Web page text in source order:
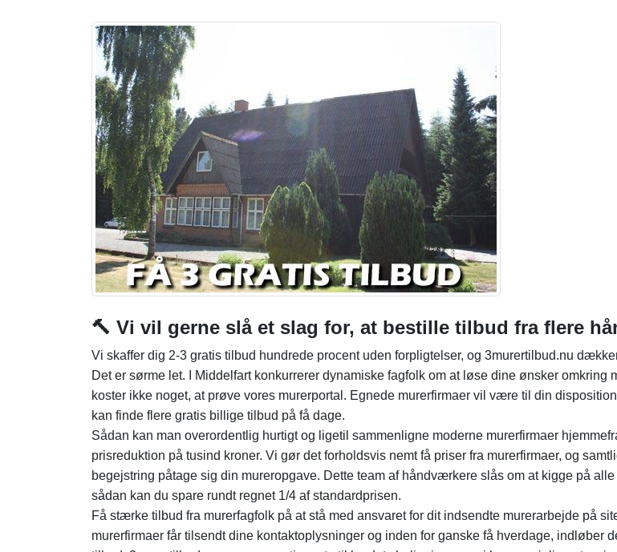
🔨 Vi vil gerne slå et slag for, at bestille tilbud fra flere
Vi skaffer dig 2-3 gratis tilbud hundrede procent uden forpligtelser, og 3murertilbud.nu
Det er sørme let. I Middelfart konkurrerer dynamiske fagfolk om at løse dine ønsker omkring
koster ikke noget, at prøve vores murerportal. Egnede murerfirmaer vil være til din
kan finde flere gratis billige tilbud på få dage.
Sådan kan man overordentlig hurtigt og ligetil sammenligne moderne murerfirmaer
prisreduktion på tusind kroner. Vi gør det forholdsvis nemt få priser fra murerfirmaer, og
begejstring påtage sig din mureropgave. Dette team af håndværkere slås om at kigge på
sådan kan du spare rundt regnet 1/4 af standardprisen.
Få stærke tilbud fra murerfagfolk på at stå med ansvaret for dit indsendte murerarbejde på
murerfirmaer får tilsendt dine kontaktoplysninger og inden for ganske få hverdage, indløber